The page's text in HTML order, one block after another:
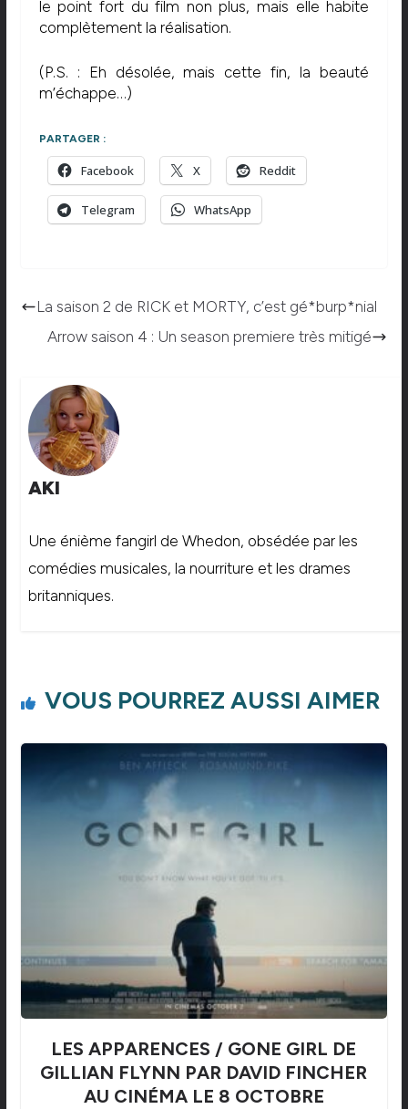
le point fort du film non plus, mais elle habite
complètement la réalisation.
(P.S. : Eh désolée, mais cette fin, la beauté
m’échappe…)
PARTAGER :
Facebook X Reddit
Telegram WhatsApp
La saison 2 de RICK et MORTY, c’est gé*burp*nial
Arrow saison 4 : Un season premiere très mitigé
AKI
Une énième fangirl de Whedon, obsédée par les
comédies musicales, la nourriture et les drames
britanniques.
VOUS POURREZ AUSSI AIMER
LES APPARENCES / GONE GIRL DE
GILLIAN FLYNN PAR DAVID FINCHER
AU CINÉMA LE 8 OCTOBRE